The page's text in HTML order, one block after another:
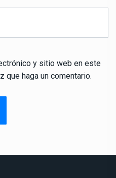
y sitio web en este
que haga un comentario.